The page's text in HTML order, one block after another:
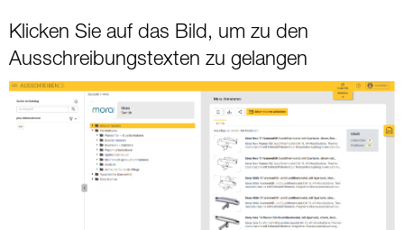
Klicken Sie auf das Bild, um zu den
Ausschreibungstexten zu gelangen